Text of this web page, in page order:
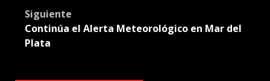
Siguiente
Continúa el Alerta Meteorológico en Mar del
Plata